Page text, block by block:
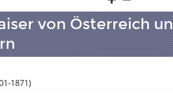
von Österreich
1871)